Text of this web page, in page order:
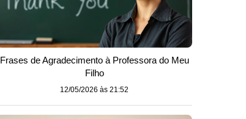
Frases de Agradecimento à Professora do Meu
Filho
12/05/2026 às 21:52